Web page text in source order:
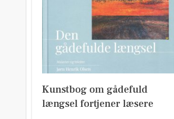
Kunstbog om gådefuld
længsel fortjener læsere